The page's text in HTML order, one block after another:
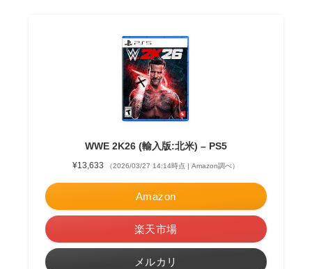
WWE 2K26 (輸入版:北米) – PS5
¥13,633 （2026/03/27 14:14時点 | Amazon調べ）
Amazon
楽天市場
メルカリ